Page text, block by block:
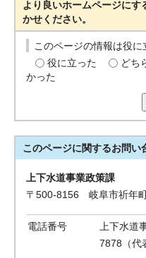
より良いホームページにす
かせください。
このページの情報は役に
役に立った
どち
かった
このページに関するお問い
上下水道事業政策課
〒500-8156 岐阜市祈年
電話番号
上下水道
7878（代